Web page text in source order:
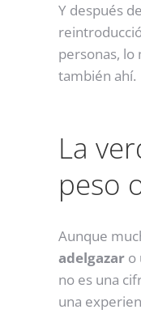
Y después
personas, lo
también ahí.
La
peso
Aunque
adelgazar o
no es una
una